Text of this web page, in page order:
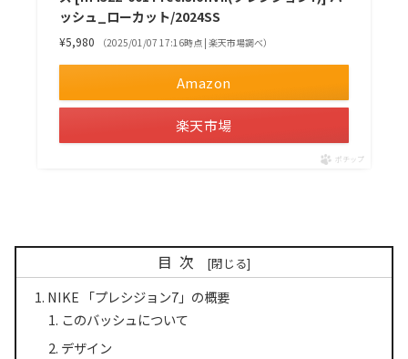
ッシュ_ローカット/2024SS
¥5,980 （2025/01/07 17:16時点 | 楽天市場調べ）
Amazon
楽天市場
ポチップ
目次
NIKE 「プレシジョン7」の概要
このバッシュについて
デザイン